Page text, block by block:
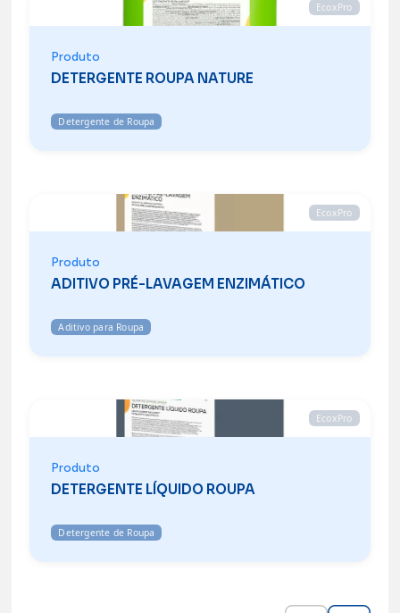
EcoxPro
Produto
DETERGENTE ROUPA NATURE
Detergente de Roupa
EcoxPro
Produto
ADITIVO PRÉ-LAVAGEM ENZIMÁTICO
Aditivo para Roupa
EcoxPro
Produto
DETERGENTE LÍQUIDO ROUPA
Detergente de Roupa